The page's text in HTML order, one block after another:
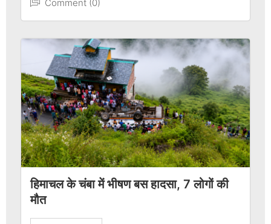
Comment (0)
हिमाचल के चंबा में भीषण बस हादसा, 7 लोगों की
मौत